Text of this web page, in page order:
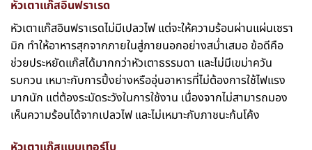
หัวเตาแก๊สอินฟราเรด
หัวเตาแก๊สอินฟราเรดไม่มีเปลวไฟ แต่จะให้ความร้อนผ่านแผ่นเซรา
มิก ทำให้อาหารสุกจากภายในสู่ภายนอกอย่างสม่ำเสมอ ข้อดีคือ
ช่วยประหยัดแก๊สได้มากกว่าหัวเตาธรรมดา และไม่มีเขม่าควัน
รบกวน เหมาะกับการปิ้งย่างหรืออุ่นอาหารที่ไม่ต้องการใช้ไฟแรง
มากนัก แต่ต้องระมัดระวังในการใช้งาน เนื่องจากไม่สามารถมอง
เห็นความร้อนได้จากเปลวไฟ และไม่เหมาะกับภาชนะก้นโค้ง